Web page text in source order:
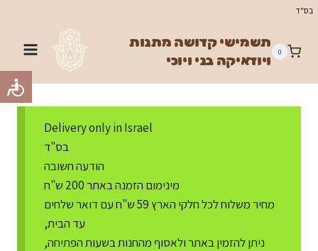
Skip
content
בס"ד
0
תשמישי קדושה מתנות
ויודאיקה בני ויוכי
Delivery only in Israel
בס"ד
הודעה חשובה
מינימום הזמנה באתר 200 ש"ח
מחיר משלוח לכל חלקי הארץ 59 ש"ח עם דואר שלחים
עד הבית,
ניתן להזמין באתר ולאסוף מהחנות בשעות הפתיחה,